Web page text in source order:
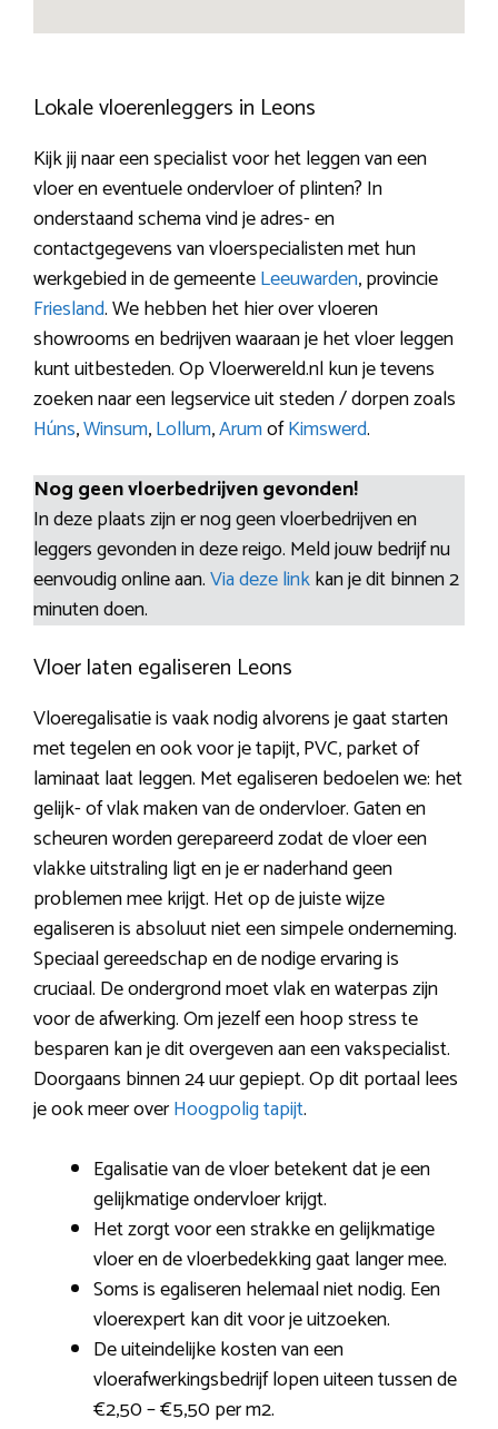
Lokale vloerenleggers in Leons
Kijk jij naar een specialist voor het leggen van een
vloer en eventuele ondervloer of plinten? In
onderstaand schema vind je adres- en
contactgegevens van vloerspecialisten met hun
werkgebied in de gemeenteLeeuwarden, provincie
Friesland. We hebben het hier over vloeren
showrooms en bedrijven waaraan je het vloer leggen
kunt uitbesteden. Op Vloerwereld.nl kun je tevens
zoeken naar een legservice uit steden / dorpen zoals
Húns,Winsum,Lollum,ArumofKimswerd.
Nog geen vloerbedrijven gevonden!
In deze plaats zijn er nog geen vloerbedrijven en
leggers gevonden in deze reigo. Meld jouw bedrijf nu
eenvoudig online aan.Via deze linkkan je dit binnen 2
minuten doen.
Vloer laten egaliseren Leons
Vloeregalisatie is vaak nodig alvorens je gaat starten
met tegelen en ook voor je tapijt, PVC, parket of
laminaat laat leggen. Met egaliseren bedoelen we: het
gelijk- of vlak maken van de ondervloer. Gaten en
scheuren worden gerepareerd zodat de vloer een
vlakke uitstraling ligt en je er naderhand geen
problemen mee krijgt. Het op de juiste wijze
egaliseren is absoluut niet een simpele onderneming.
Speciaal gereedschap en de nodige ervaring is
cruciaal. De ondergrond moet vlak en waterpas zijn
voor de afwerking. Om jezelf een hoop stress te
besparen kan je dit overgeven aan een vakspecialist.
Doorgaans binnen 24 uur gepiept. Op dit portaal lees
je ook meer overHoogpolig tapijt.
Egalisatie van de vloer betekent dat je een
gelijkmatige ondervloer krijgt.
Het zorgt voor een strakke en gelijkmatige
vloer en de vloerbedekking gaat langer mee.
Soms is egaliseren helemaal niet nodig. Een
vloerexpert kan dit voor je uitzoeken.
De uiteindelijke kosten van een
vloerafwerkingsbedrijf lopen uiteen tussen de
€2,50 – €5,50 per m2.